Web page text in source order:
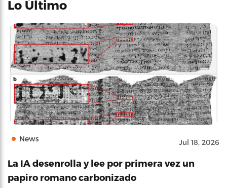
Lo Último
News Jul 18, 2026
La IA desenrolla y lee por primera vez un
papiro romano carbonizado